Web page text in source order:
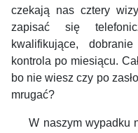
czekają nas cztery
zapisać się
kwalifikujące,
kontrola po miesiącu.
bo nie wiesz czy po
mrugać?
W naszym wypadku